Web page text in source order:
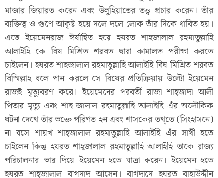
মাজার জিয়ারত করেন এবং উলুহিয়াতের তত্ত্ব প্রচার করেন। তাঁর
ব্যক্তিত্ব ও গুণে আকৃষ্ট হয়ে দলে দলে লোক তাঁর দিকে ধাবিত হয়।
এতে ইয়েমেনরাজ ঈর্ষান্বিত হয়ে হযরত শাহজালাল রহমাতুল্লাহি
আলাইহি কে বিষ মিশ্রিত শরবত দ্বারা কামালত পরীক্ষা করতে
চাইলেন। হযরত শাহজালাল রহমাতুল্লাহি আলাইহি বিষ মিশ্রিত শরবত
বিস্মিল্লাহ বলে পান করলে সে বিষের প্রতিক্রিয়ায় উল্টো ইয়েমেন
রাজই মৃত্যুবরণ করে। ইয়েমেনের পরবর্তী রাজা শাহ্জাদা আলী
পিতার মৃত্যু এবং শাহ জালাল রহমাতুল্লাহি আলাইহি এঁর অলৌকিক
ঘটনা দেখে তাঁর ভক্তে পরিণত হন এবং শাসকের তখ্তে (সিংহাসনে)
না বসে শায়খ শাহ্জালাল রহমাতুল্লাহি আলাইহি এঁর সাথী হতে
চাইলেন কিন্তু হযরত শাহ্জালাল রহমাতুল্লাহি আলাইহি তাকে রাজ্য
পরিচালনার ভার দিয়ে ইয়েমেন হতে যাত্রা করেন। ইয়েমেন হতে
হযরত শাহ্জালাল বাগদাদ আসেন। বাগদাদে হযরত বাহাউদ্দীন